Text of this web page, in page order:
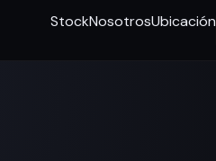
StockNosotrosUbicación